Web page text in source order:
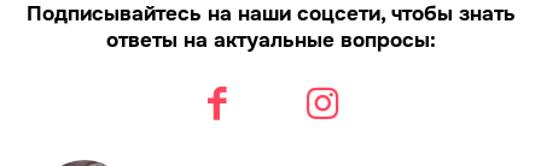
Подписывайтесь на наши соцсети, чтобы знать
ответы на актуальные вопросы: